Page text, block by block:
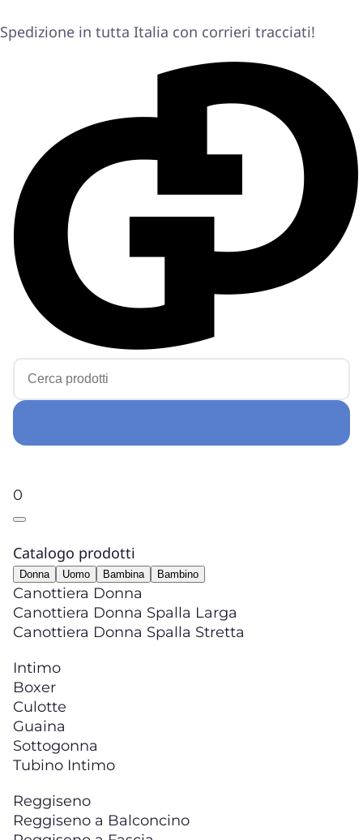
Spedizione in tutta Italia con corrieri tracciati!
0
Catalogo prodotti
Donna Uomo Bambina Bambino
Canottiera Donna
Canottiera Donna Spalla Larga
Canottiera Donna Spalla Stretta
Intimo
Boxer
Culotte
Guaina
Sottogonna
Tubino Intimo
Reggiseno
Reggiseno a Balconcino